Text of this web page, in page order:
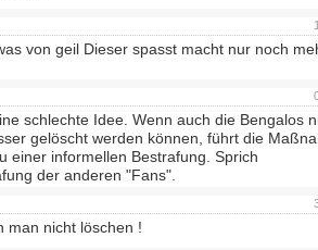
von geil Dieser spasst macht nur noch
schlechte Idee. Wenn auch die Bengalos
gelöscht werden können, führt die
einer informellen Bestrafung. Sprich
der anderen "Fans".
man nicht löschen !